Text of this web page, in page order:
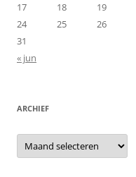
17
18 19
24
25 26
31
« jun
ARCHIEF
Archief